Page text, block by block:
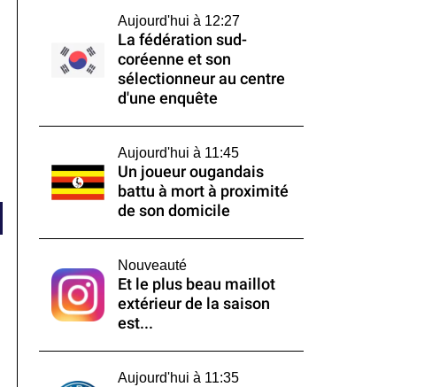
Aujourd'hui à 12:27
La fédération sud-
coréenne et son
sélectionneur au centre
d'une enquête
Aujourd'hui à 11:45
Un joueur ougandais
battu à mort à proximité
de son domicile
Nouveauté
Et le plus beau maillot
extérieur de la saison
est...
Aujourd'hui à 11:35